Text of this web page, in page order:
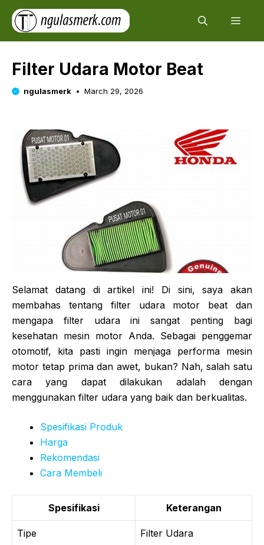
Skip
content
Filter Udara Motor Beat
ngulasmerk March 29, 2026
Selamat datang di artikel ini! Di sini, saya akan
membahas tentang filter udara motor beat dan
mengapa filter udara ini sangat penting bagi
kesehatan mesin motor Anda. Sebagai penggemar
otomotif, kita pasti ingin menjaga performa mesin
motor tetap prima dan awet, bukan? Nah, salah satu
cara yang dapat dilakukan adalah dengan
menggunakan filter udara yang baik dan berkualitas.
Spesifikasi Produk
Harga
Rekomendasi
Cara Membeli
Spesifikasi Keterangan
Tipe Filter Udara